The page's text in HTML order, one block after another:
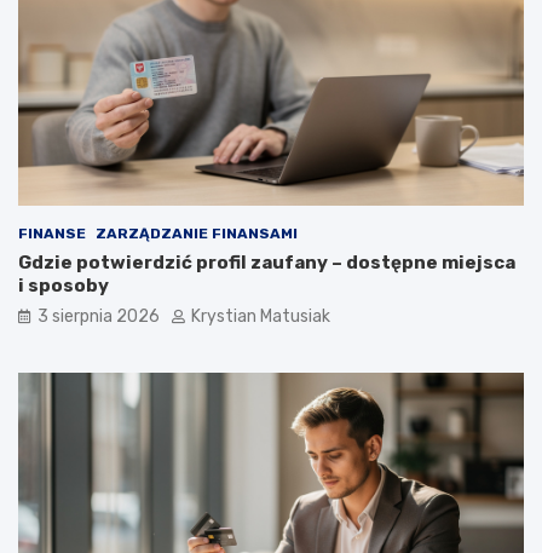
FINANSE ZARZĄDZANIE FINANSAMI
Gdzie potwierdzić profil zaufany – dostępne miejsca
i sposoby
3 sierpnia 2026 Krystian Matusiak